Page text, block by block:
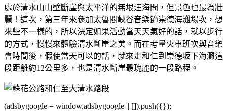
處於清水山山壁斷崖與太平洋的無垠汪海間，但景色也最為壯
麗！這次，第三年來參加太魯閣峽谷音樂節崇德海灘場次，想
來些不一樣的，所以決定如果活動當天天氣好的話，就以步行
的方式，慢慢來體驗清水斷崖之美。而在考量火車班次與音樂
會時間後，假使當天可以的話，就來走和仁到崇德坂下海灘這
段距離約12公里多，也是清水斷崖最瑰麗的一段路程。
(adsbygoogle = window.adsbygoogle || []).push({});